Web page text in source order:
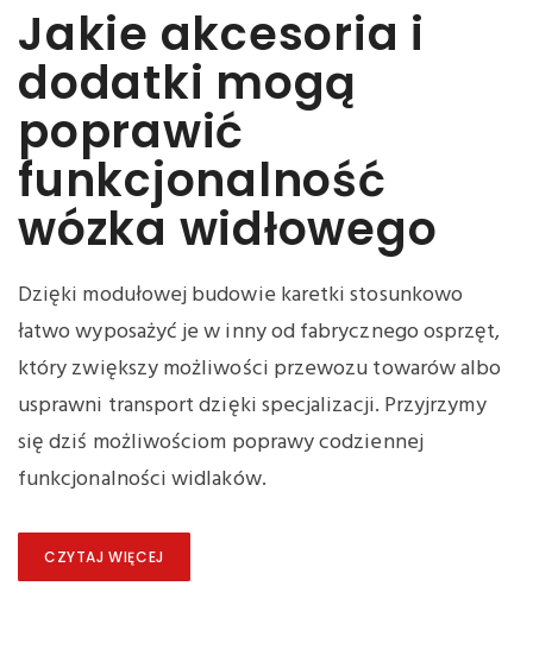
Jakie akcesoria i
dodatki mogą
poprawić
funkcjonalność
wózka widłowego
Dzięki modułowej budowie karetki stosunkowo
łatwo wyposażyć je w inny od fabrycznego osprzęt,
który zwiększy możliwości przewozu towarów albo
usprawni transport dzięki specjalizacji. Przyjrzymy
się dziś możliwościom poprawy codziennej
funkcjonalności widlaków.
CZYTAJ WIĘCEJ